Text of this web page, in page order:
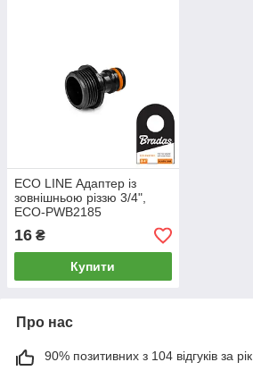
ECO LINE Адаптер із
зовнішньою різзю 3/4",
ECO-PWB2185
16 ₴
Купити
Про нас
90% позитивних з 104 відгуків за рік